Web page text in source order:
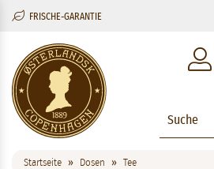
FRISCHE-GARANTIE
Startseite Dosen Tee